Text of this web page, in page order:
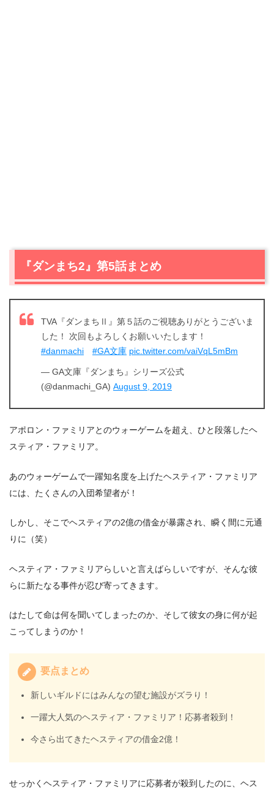
『ダンまち2』第5話まとめ
TVA『ダンまちⅡ』第５話のご視聴ありがとうございま
した！ 次回もよろしくお願いいたします！
#danmachi
#GA文庫 pic.twitter.com/vaiVqL5mBm
— GA文庫『ダンまち』シリーズ公式
(@danmachi_GA) August 9, 2019
アポロン・ファミリアとのウォーゲームを超え、ひと段落したヘ
スティア・ファミリア。
あのウォーゲームで一躍知名度を上げたヘスティア・ファミリア
には、たくさんの入団希望者が！
しかし、そこでヘスティアの2億の借金が暴露され、瞬く間に元通
りに（笑）
ヘスティア・ファミリアらしいと言えばらしいですが、そんな彼
らに新たなる事件が忍び寄ってきます。
はたして命は何を聞いてしまったのか、そして彼女の身に何が起
こってしまうのか！
要点まとめ
新しいギルドにはみんなの望む施設がズラり！
一躍大人気のヘスティア・ファミリア！応募者殺到！
今さら出てきたヘスティアの借金2億！
せっかくヘスティア・ファミリアに応募者が殺到したのに、ヘス